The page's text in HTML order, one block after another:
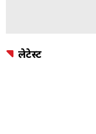
लेटेस्ट